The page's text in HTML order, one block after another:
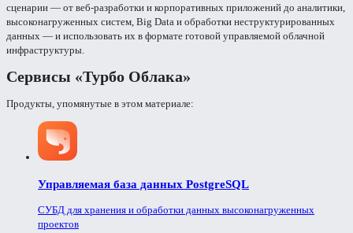
сценарии — от веб-разработки и корпоративных приложений до аналитики,
высоконагруженных систем, Big Data и обработки неструктурированных
данных — и использовать их в формате готовой управляемой облачной
инфраструктуры.
Сервисы «Турбо Облака»
Продукты, упомянутые в этом материале:
Управляемая база данных PostgreSQL
СУБД для хранения и обработки данных высоконагруженных
проектов